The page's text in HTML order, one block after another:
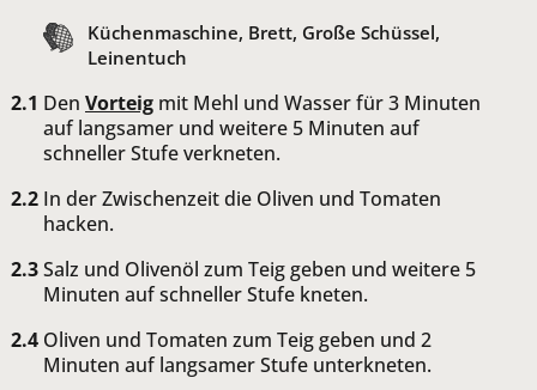
Küchenmaschine, Brett, Große Schüssel,
Leinentuch
Den Vorteig mit Mehl und Wasser für 3 Minuten
auf langsamer und weitere 5 Minuten auf
schneller Stufe verkneten.
In der Zwischenzeit die Oliven und Tomaten
hacken.
Salz und Olivenöl zum Teig geben und weitere 5
Minuten auf schneller Stufe kneten.
Oliven und Tomaten zum Teig geben und 2
Minuten auf langsamer Stufe unterkneten.